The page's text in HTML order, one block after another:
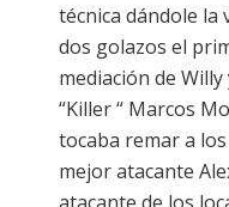
técnica dándole la
dos golazos el
mediación de
“Killer “ Marcos
tocaba remar a
mejor atacante
atacante de los